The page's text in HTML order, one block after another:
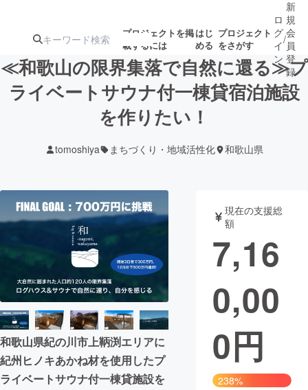
プロジェクトを掲
載するには
はじ
める
プロジェクト
をさがす
注目の新着プロ
ジェクト
募集終了が近いプ
テクノロジー・ガジェット
映像・映画 書籍・雑誌
ビジネス・起業 チャレンジ
まちづくり・地域活性化
CAMPFIRE for Social Good
CAMPFIRE Creation
ロ
グ
イ
ン
/
新
規
会
員
登
録
≪和歌山の限界集落で自然に還る≫プ
ライベートサウナ付一棟貸宿泊施設
を作りたい！
tomoshiya まちづくり・地域活性化 和歌山県
和歌山県紀の川市上鞆渕エリアに
紀州ヒノキあかね材を使用したプ
ライベートサウナ付一棟貸施設を
現在の支援総
額
7,16
0,00
0円
238%